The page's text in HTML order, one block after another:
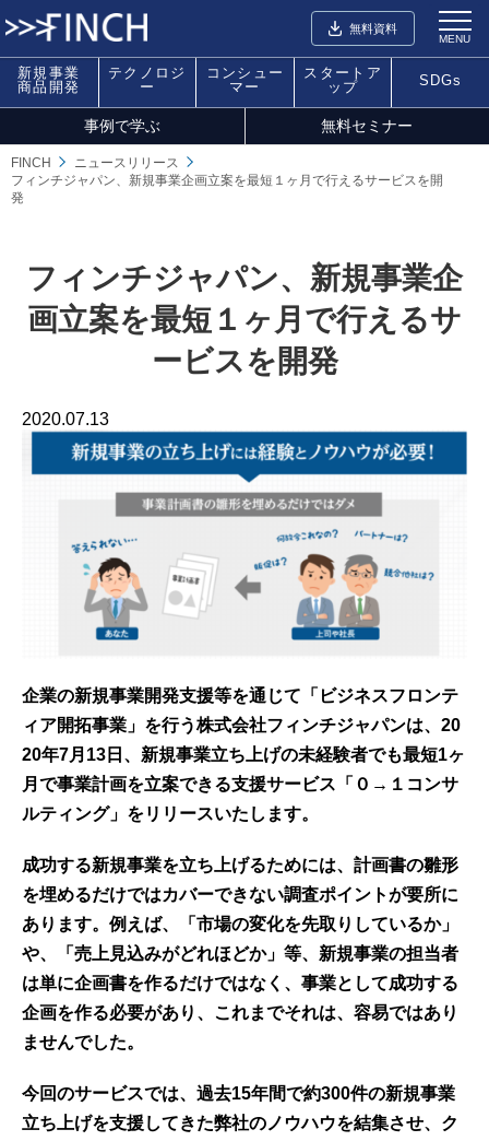
無料資料
MENU
新規事業
商品開発
テクノロジ
ー
コンシュー
マー
スタートア
ップ
SDGs
事例で学ぶ 無料セミナー
FINCH
ニュースリリース
フィンチジャパン、新規事業企画立案を最短１ヶ月で行えるサービスを開
発
フィンチジャパン、新規事業企
画立案を最短１ヶ月で行えるサ
ービスを開発
2020.07.13
企業の新規事業開発支援等を通じて「ビジネスフロンテ
ィア開拓事業」を行う株式会社フィンチジャパンは、20
20年7月13日、新規事業立ち上げの未経験者でも最短1ヶ
月で事業計画を立案できる支援サービス「０→１コンサ
ルティング」をリリースいたします。
成功する新規事業を立ち上げるためには、計画書の雛形
を埋めるだけではカバーできない調査ポイントが要所に
あります。例えば、「市場の変化を先取りしているか」
や、「売上見込みがどれほどか」等、新規事業の担当者
は単に企画書を作るだけではなく、事業として成功する
企画を作る必要があり、これまでそれは、容易ではあり
ませんでした。
今回のサービスでは、過去15年間で約300件の新規事業
立ち上げを支援してきた弊社のノウハウを結集させ、ク